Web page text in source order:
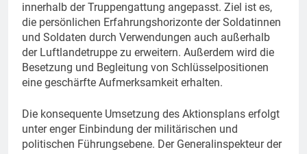
innerhalb der Truppengattung angepasst. Ziel ist es,
die persönlichen Erfahrungshorizonte der Soldatinnen
und Soldaten durch Verwendungen auch außerhalb
der Luftlandetruppe zu erweitern. Außerdem wird die
Besetzung und Begleitung von Schlüsselpositionen
eine geschärfte Aufmerksamkeit erhalten.
Die konsequente Umsetzung des Aktionsplans erfolgt
unter enger Einbindung der militärischen und
politischen Führungsebene. Der Generalinspekteur der